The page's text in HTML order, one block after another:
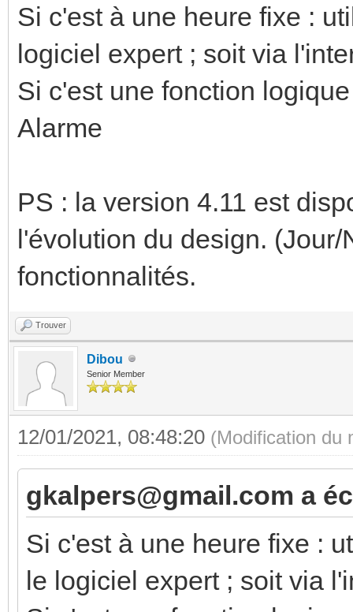
Si c'est à une heure fixe :
logiciel expert ; soit via
Si c'est une fonction
Alarme
PS : la version 4.11 est
l'évolution du design.
fonctionnalités.
Trouver
Dibou
Senior Member
12/01/2021, 08:48:20 (Modification du
gkalpers@gmail.com a
Si c'est à une heure fixe :
le logiciel expert ; soit via